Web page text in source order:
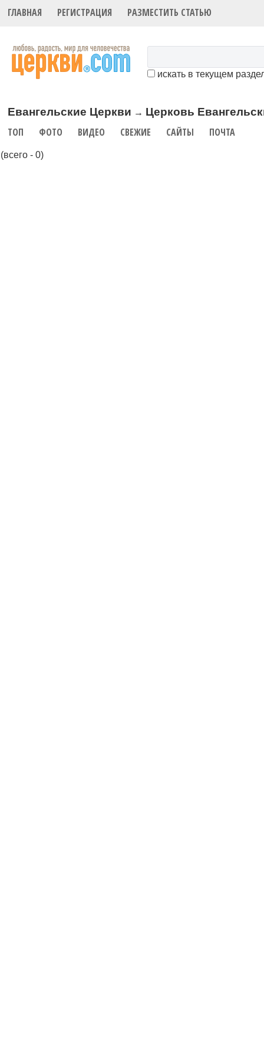
ГЛАВНАЯ РЕГИСТРАЦИЯ РАЗМЕСТИТЬ СТАТЬЮ
искать в текущем
Евангельские Церкви → Церковь
ТОП ФОТО ВИДЕО СВЕЖИЕ САЙТЫ ПОЧТА
(всего - 0)